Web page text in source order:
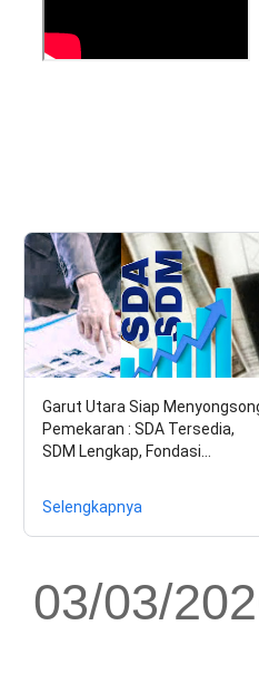
Garut Utara Siap
Pemekaran : SDA Tersedia,
SDM Lengkap, Fondasi…
Selengkapnya
03/03/